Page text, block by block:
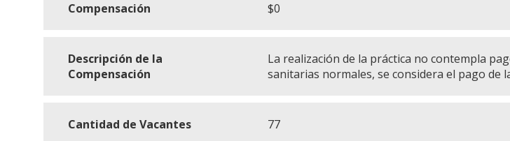
Compensación $0
Descripción de la
Compensación
La realización de la práctica no contempla
sanitarias normales, se considera el pago de
Cantidad de Vacantes 77